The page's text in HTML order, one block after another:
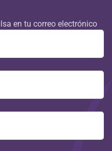
en tu correo electrónico